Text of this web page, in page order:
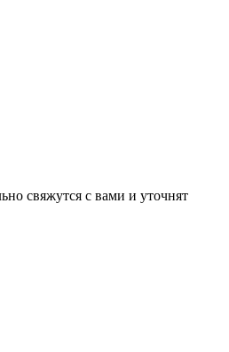
свяжутся с вами и уточнят